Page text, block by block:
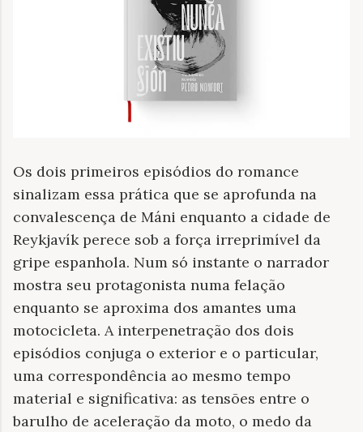
Os dois primeiros episódios do romance
sinalizam essa prática que se aprofunda na
convalescença de Máni enquanto a cidade de
Reykjavík perece sob a força irreprimível da
gripe espanhola. Num só instante o narrador
mostra seu protagonista numa felação
enquanto se aproxima dos amantes uma
motocicleta. A interpenetração dos dois
episódios conjuga o exterior e o particular,
uma correspondência ao mesmo tempo
material e significativa: as tensões entre o
barulho de aceleração da moto, o medo da